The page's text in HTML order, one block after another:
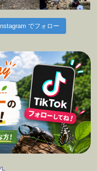
Instagram でフォロー